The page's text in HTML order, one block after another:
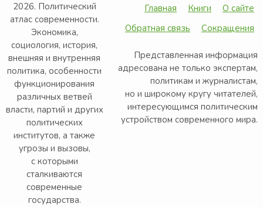
2026. Политический
атлас современности.
Экономика,
социология, история,
внешняя и внутренняя
политика, особенности
функционирования
различных ветвей
власти, партий и других
политических
институтов, а также
угрозы и вызовы,
с которыми
сталкиваются
современные
государства.
Главная Книги
О сайте
Обратная связь
Сокращения
Представленная информация
адресована не только экспертам,
политикам и журналистам,
но и широкому кругу читателей,
интересующимся политическим
устройством современного мира.